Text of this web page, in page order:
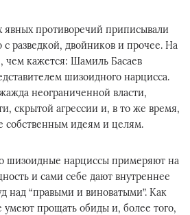
противоречий приписывали
с разведкой, двойников и прочее. На
чем кажется: Шамиль Басаев
шизоидного нарцисса.
неограниченной власти,
скрытой агрессии и, в то же время,
собственным идеям и целям.
шизоидные нарциссы примеряют на
и сами себе дают внутреннее
над “правыми и виноватыми”. Как
прощать обиды и, более того,